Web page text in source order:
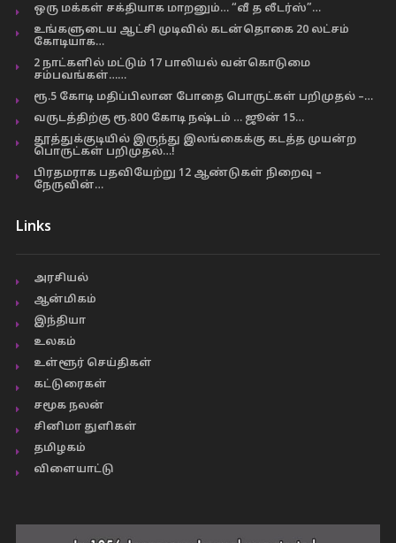
ஒரு மக்கள் சக்தியாக மாறனும்… “வீ த லீடர்ஸ்”…
உங்களுடைய ஆட்சி முடிவில் கடன்தொகை 20 லட்சம்
கோடியாக…
2 நாட்களில் மட்டும் 17 பாலியல் வன்கொடுமை
சம்பவங்கள்……
ரூ.5 கோடி மதிப்பிலான போதை பொருட்கள் பறிமுதல் –…
வருடத்திற்கு ரூ.800 கோடி நஷ்டம் … ஜூன் 15…
தூத்துக்குடியில் இருந்து இலங்கைக்கு கடத்த முயன்ற
பொருட்கள் பறிமுதல்…!
பிரதமராக பதவியேற்று 12 ஆண்டுகள் நிறைவு –
நேருவின்…
Links
அரசியல்
ஆன்மிகம்
இந்தியா
உலகம்
உள்ளூர் செய்திகள்
கட்டுரைகள்
சமூக நலன்
சினிமா துளிகள்
தமிழகம்
விளையாட்டு